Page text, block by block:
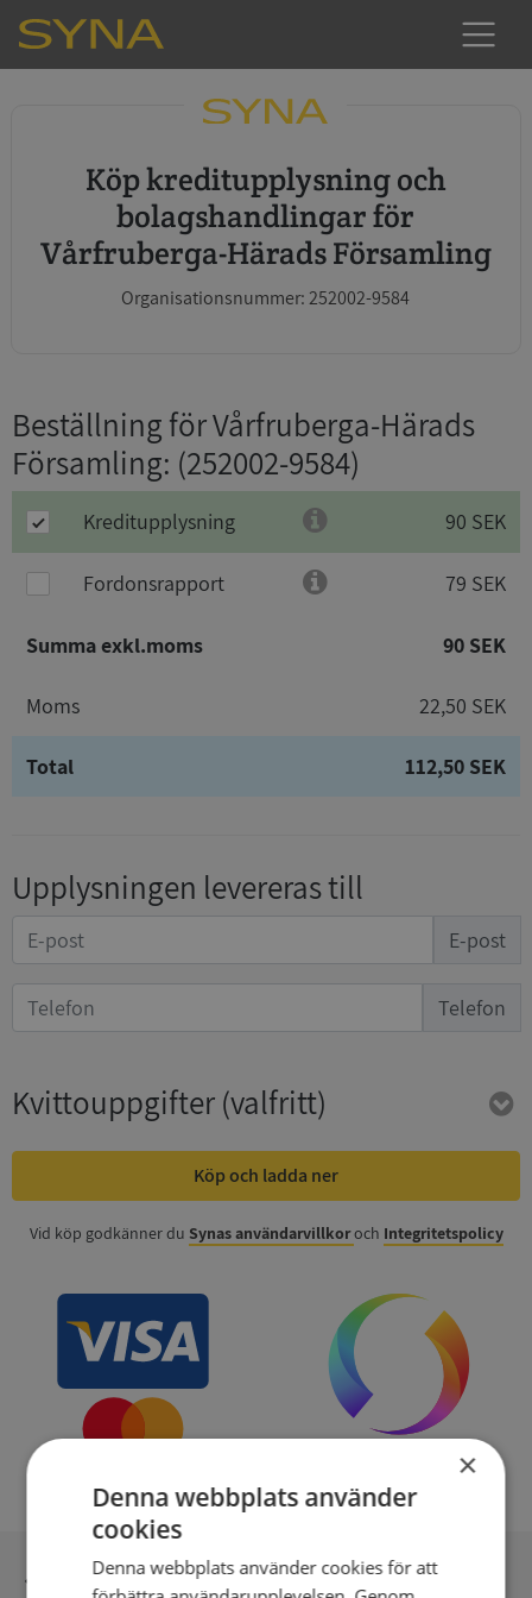
Köp kreditupplysning och
bolagshandlingar för
Vårfruberga-Härads Församling
Organisationsnummer: 252002-9584
Beställning för Vårfruberga-Härads
Församling: (252002-9584)
Kreditupplysning 90 SEK
Fordonsrapport 79 SEK
Summa exkl.moms 90 SEK
Moms 22,50 SEK
Total 112,50 SEK
Upplysningen levereras till
E-post
Telefon
Kvittouppgifter(valfritt)
Köp och ladda ner
Vid köp godkänner du Synas användarvillkoroch Integritetspolicy
Inga kopior till omfrågad
×
Denna webbplats använder
cookies
Denna webbplats använder cookies för att